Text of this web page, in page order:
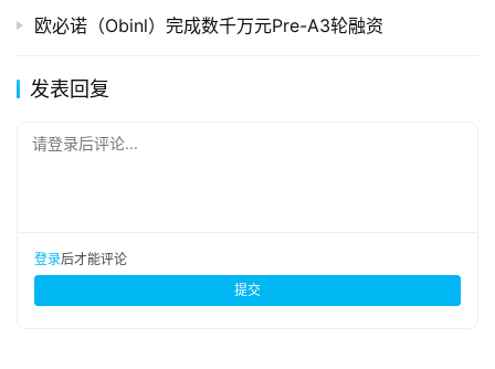
欧必诺（Obinl）完成数千万元Pre-A3轮融资
发表回复
请登录后评论...
登录后才能评论
提交